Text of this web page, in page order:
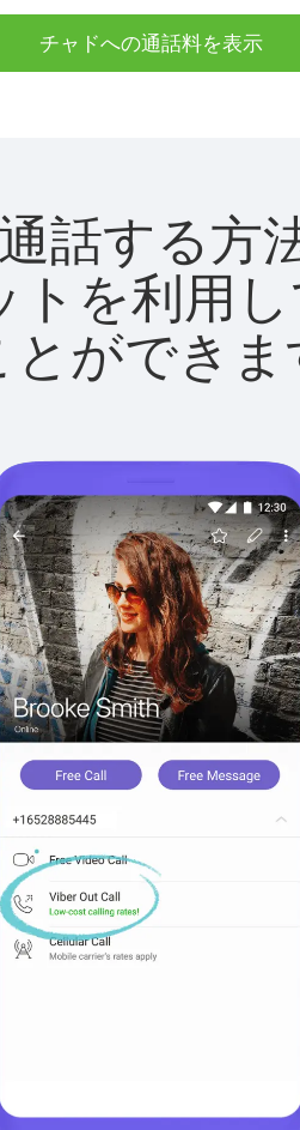
チャドへの通話料を表示
話する方
を利用
ができま